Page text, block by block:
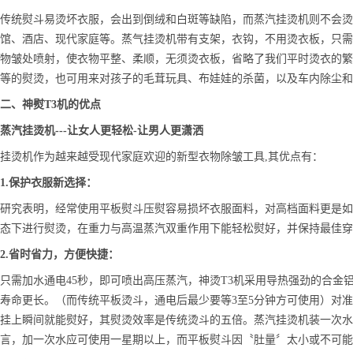
传统熨斗易烫坏衣服，会出到倒绒和白斑等缺陷，而蒸汽挂烫机则不会
馆、酒店、现代家庭等。蒸气挂烫机带有支架，衣钩，不用烫衣板，只
物皱处喷射，使衣物平整、柔顺，无须烫衣板，省略了我们平时烫衣的
等的熨烫，也可用来对孩子的毛茸玩具、布娃娃的杀菌，以及车内除尘
二、神熨T3机的优点
蒸汽挂烫机---让女人更轻松-让男人更潇洒
挂烫机作为越来越受现代家庭欢迎的新型衣物除皱工具,其优点有：
1.保护衣服新选择：
研究表明，经常使用平板熨斗压熨容易损坏衣服面料，对高档面料更是
态下进行熨烫，在重力与高温蒸汽双重作用下能轻松熨好，并保持最佳
2.省时省力，方便快捷：
只需加水通电45秒，即可喷出高压蒸汽，神烫T3机采用导热强劲的合
寿命更长。（而传统平板烫斗，通电后最少要等3至5分钟方可使用）对
挂上瞬间就能熨好，其熨烫效率是传统烫斗的五倍。蒸汽挂烫机装一次
言，加一次水应可使用一星期以上，而平板熨斗因〝肚量〞太小或不可